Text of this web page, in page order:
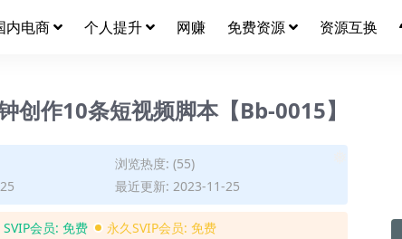
❅
内电商 个人提升 网赚 免费资源 资源互换
创作10条短视频脚本【Bb-0015】
浏览热度: (55)
最近更新: 2023-11-25
SVIP会员: 免费 永久SVIP会员: 免费